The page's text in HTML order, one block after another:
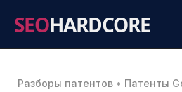
SEOHARDCORE
Разборы патентов • Патенты